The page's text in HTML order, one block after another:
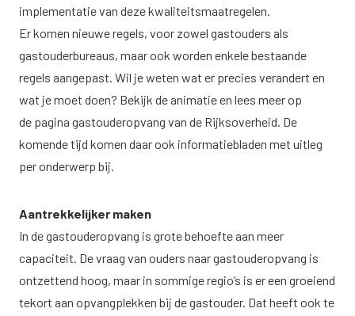
implementatie van deze kwaliteitsmaatregelen.
Er komen nieuwe regels, voor zowel gastouders als
gastouderbureaus, maar ook worden enkele bestaande
regels aangepast. Wil je weten wat er precies verandert en
wat je moet doen? Bekijk de animatie en lees meer op
de pagina gastouderopvang van de Rijksoverheid. De
komende tijd komen daar ook informatiebladen met uitleg
per onderwerp bij.
Aantrekkelijker maken
In de gastouderopvang is grote behoefte aan meer
capaciteit. De vraag van ouders naar gastouderopvang is
ontzettend hoog, maar in sommige regio’s is er een groeiend
tekort aan opvangplekken bij de gastouder. Dat heeft ook te